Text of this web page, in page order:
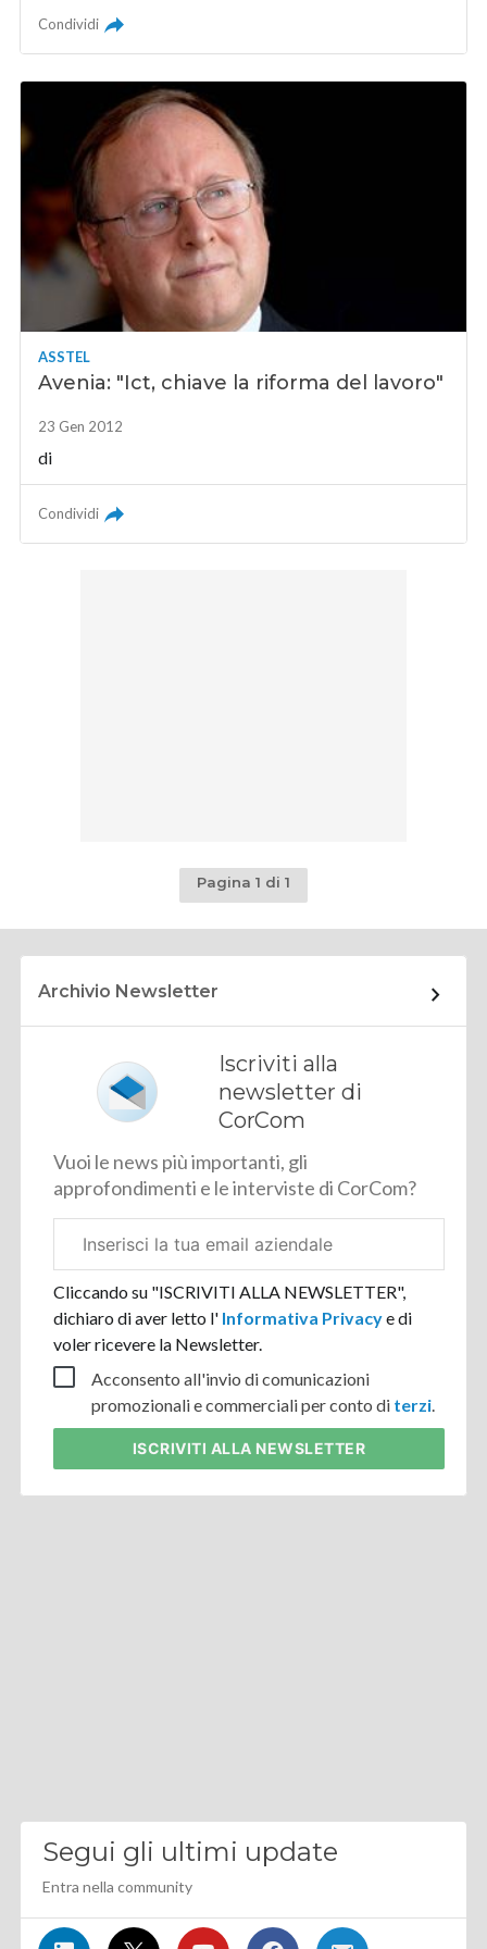
Condividi
ASSTEL
Avenia: "Ict, chiave la riforma del lavoro"
23 Gen 2012
di
Condividi
Pagina 1 di 1
Archivio Newsletter
Iscriviti alla
newsletter di
CorCom
Vuoi le news più importanti, gli
approfondimenti e le interviste di CorCom?
aziendale
Cliccando su "ISCRIVITI ALLA NEWSLETTER",
dichiaro di aver letto l' Informativa Privacye di
voler ricevere la Newsletter.
Acconsento all'invio di comunicazioni
promozionali e commerciali per conto di terzi.
ISCRIVITI ALLA NEWSLETTER
Segui gli ultimi update
Entra nella community